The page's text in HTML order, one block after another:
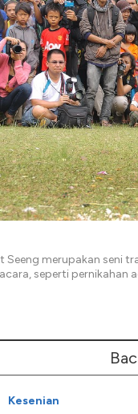
Seeng merupakan seni
acara, seperti pernikahan
Kesenian